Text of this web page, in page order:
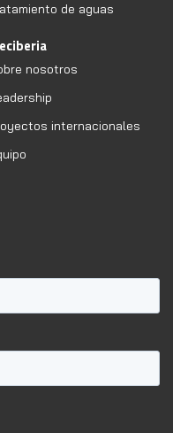
de aguas
nosotros
internacionales